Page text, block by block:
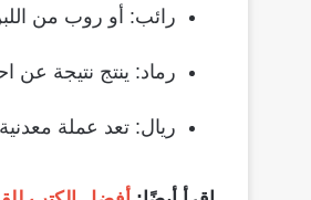
رائب: أو روب من
رماد: ينتج نتيجة عن
ريال: تعد عملة